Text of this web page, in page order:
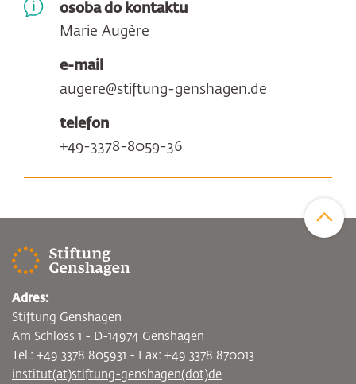
osoba do kontaktu
Marie Augère
e-mail
augere@stiftung-genshagen.de
telefon
+49-3378-8059-36
Adres:
Stiftung Genshagen
Am Schloss 1 - D-14974 Genshagen
Tel.: +49 3378 805931 - Fax: +49 3378 870013
institut(at)stiftung-genshagen(dot)de